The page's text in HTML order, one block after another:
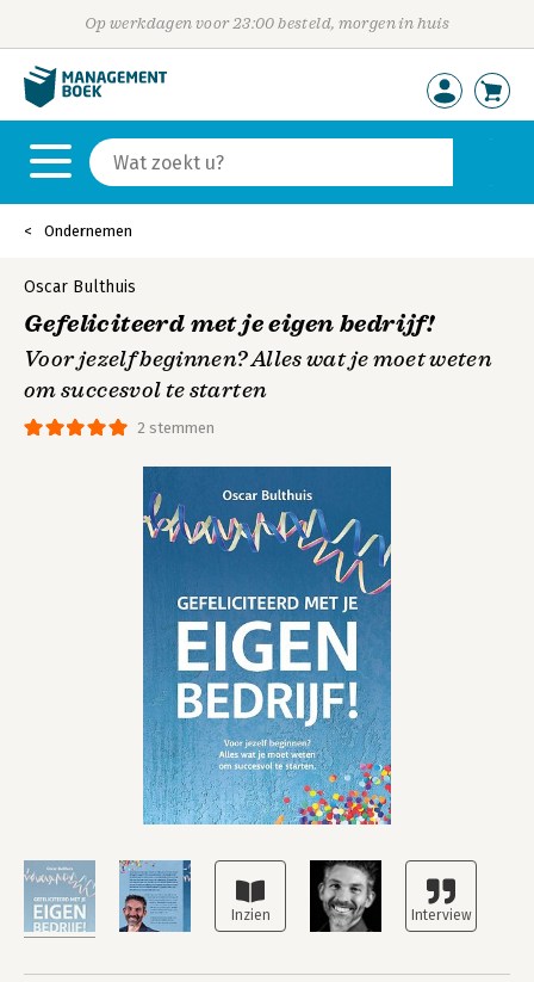
Op werkdagen voor 23:00 besteld, morgen in huis
Ondernemen
2 stemmen
Oscar Bulthuis
Gefeliciteerd met je eigen bedrijf!
Voor jezelf beginnen? Alles wat je moet weten
om succesvol te starten